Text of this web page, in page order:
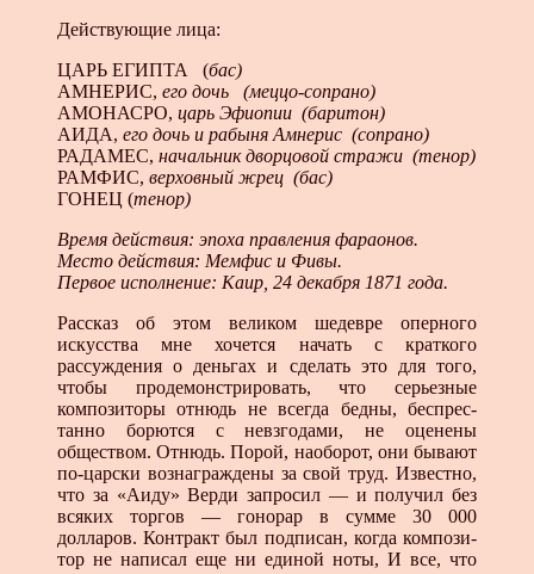
Действующие лица:
ЦАРЬ ЕГИПТА (бас)
АМНЕРИС, его дочь (меццо-сопрано)
АМОНАСРО, царь Эфиопии (баритон)
АИДА, его дочь и рабыня Амнерис (сопрано)
РАДАМЕС, начальник дворцовой стражи (тенор)
РАМФИС, верховный жрец (бас)
ГОНЕЦ (тенор)
Время действия: эпоха правления фараонов.
Место действия: Мемфис и Фивы.
Первое исполнение: Каир, 24 декабря 1871 года.
Рассказ об этом великом шедевре оперного
искусст­ва мне хочется начать с краткого
рассуждения о деньгах и сделать это для того,
чтобы продемонстрировать, что серьезные
композиторы отнюдь не всегда бедны, беспрес­
танно борются с невзгодами, не оценены
обществом. От­нюдь. Порой, наоборот, они бывают
по-царски вознаг­раждены за свой труд. Известно,
что за «Аиду» Верди запросил — и получил без
всяких торгов — гонорар в сумме 30 000
долларов. Контракт был подписан, когда компози­
тор не написал еще ни единой ноты, И все, что